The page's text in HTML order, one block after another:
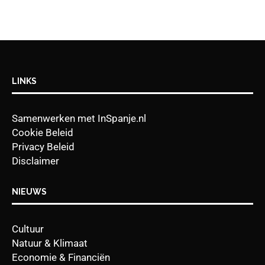
LINKS
Samenwerken met InSpanje.nl
Cookie Beleid
Privacy Beleid
Disclaimer
NIEUWS
Cultuur
Natuur & Klimaat
Economie & Financiën